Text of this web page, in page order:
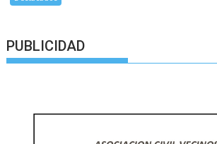
PUBLICIDAD